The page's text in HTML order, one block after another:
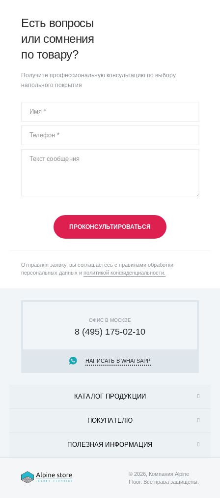
Есть вопросы
или сомнения
по товару?
Получите профессиональную консультацию по выбору
напольного покрытия
ПРОКОНСУЛЬТИРОВАТЬСЯ
Отправляя заявку, вы соглашаетесь с правилами обработки
персональных данных и политикой конфиденциальности.
КАТАЛОГ ПРОДУКЦИИ
ПОКУПАТЕЛЮ
ПОЛЕЗНАЯ ИНФОРМАЦИЯ
ОФИС В МОСКВЕ
8 (495) 175-02-10
НАПИСАТЬ В WHATSAPP
© 2026, Компания Alpine
Floor. Все права защищены.